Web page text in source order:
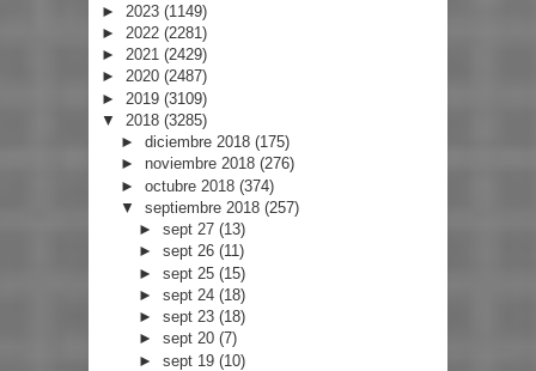
► 2023 (1149)
► 2022 (2281)
► 2021 (2429)
► 2020 (2487)
► 2019 (3109)
▼ 2018 (3285)
► diciembre 2018 (175)
► noviembre 2018 (276)
► octubre 2018 (374)
▼ septiembre 2018 (257)
►sept 27(13)
►sept 26(11)
►sept 25(15)
►sept 24(18)
►sept 23(18)
►sept 20(7)
►sept 19(10)